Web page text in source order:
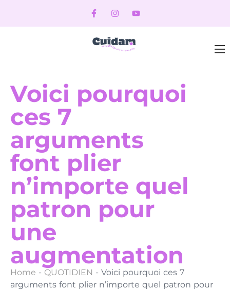
Voici pourquoi
ces 7
arguments
font plier
n’importe quel
patron pour
une
augmentation
Home - QUOTIDIEN - Voici pourquoi ces 7
arguments font plier n’importe quel patron pour